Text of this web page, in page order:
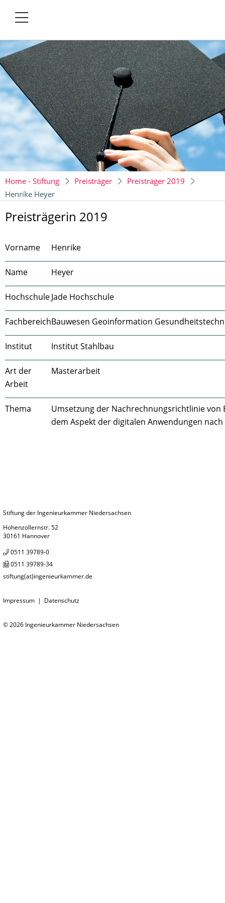
Home - Stiftung Preisträger
Preisträger 2019
Henrike Heyer
Preisträgerin 2019
Vorname Henrike
Name Heyer
HochschuleJade Hochschule
FachbereichBauwesen Geoinformation
Institut Institut Stahlbau
Art der
Arbeit
Masterarbeit
Thema
Umsetzung der Nachrechnungsrichtlinie
dem Aspekt der digitalen Anwendungen
Stiftung der Ingenieurkammer Niedersachsen
Hohenzollernstr. 52
30161 Hannover
0511 39789-0
0511 39789-34
stiftung(at)ingenieurkammer.de
Impressum | Datenschutz
© 2026 Ingenieurkammer Niedersachsen